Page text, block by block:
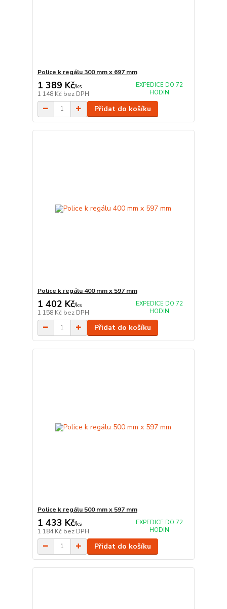
Police k regálu 300 mm x 697 mm
1 389 Kč/ks
1 148 Kč bez DPH
EXPEDICE DO 72
HODIN
Přidat do košíku
Police k regálu 400 mm x 597 mm
1 402 Kč/ks
1 158 Kč bez DPH
EXPEDICE DO 72
HODIN
Přidat do košíku
Police k regálu 500 mm x 597 mm
1 433 Kč/ks
1 184 Kč bez DPH
EXPEDICE DO 72
HODIN
Přidat do košíku